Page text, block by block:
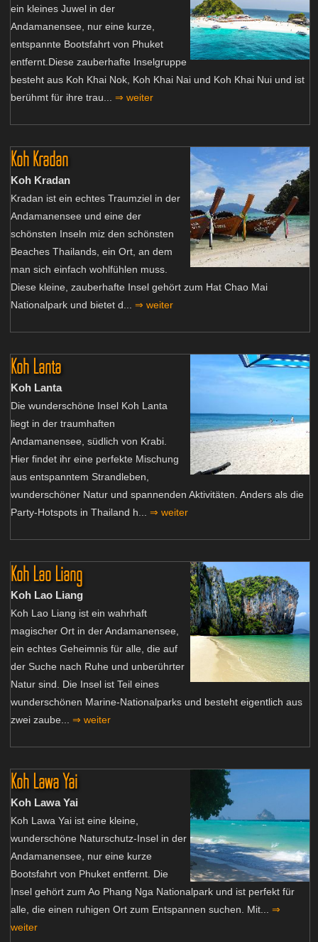
ein kleines Juwel in der
Andamanensee, nur eine kurze,
entspannte Bootsfahrt von Phuket
entfernt.Diese zauberhafte Inselgruppe
besteht aus Koh Khai Nok, Koh Khai Nai und Koh Khai Nui und ist
berühmt für ihre trau... ⇒ weiter
Koh Kradan
Koh Kradan
Kradan ist ein echtes Traumziel in der
Andamanensee und eine der
schönsten Inseln miz den schönsten
Beaches Thailands, ein Ort, an dem
man sich einfach wohlfühlen muss.
Diese kleine, zauberhafte Insel gehört zum Hat Chao Mai
Nationalpark und bietet d... ⇒ weiter
Koh Lanta
Koh Lanta
Die wunderschöne Insel Koh Lanta
liegt in der traumhaften
Andamanensee, südlich von Krabi.
Hier findet ihr eine perfekte Mischung
aus entspanntem Strandleben,
wunderschöner Natur und spannenden Aktivitäten. Anders als die
Party-Hotspots in Thailand h... ⇒ weiter
Koh Lao Liang
Koh Lao Liang
Koh Lao Liang ist ein wahrhaft
magischer Ort in der Andamanensee,
ein echtes Geheimnis für alle, die auf
der Suche nach Ruhe und unberührter
Natur sind. Die Insel ist Teil eines
wunderschönen Marine-Nationalparks und besteht eigentlich aus
zwei zaube... ⇒ weiter
Koh Lawa Yai
Koh Lawa Yai
Koh Lawa Yai ist eine kleine,
wunderschöne Naturschutz-Insel in der
Andamanensee, nur eine kurze
Bootsfahrt von Phuket entfernt. Die
Insel gehört zum Ao Phang Nga Nationalpark und ist perfekt für
alle, die einen ruhigen Ort zum Entspannen suchen. Mit... ⇒
weiter